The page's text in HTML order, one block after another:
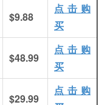
$9.88
点击购
买
$48.99
点击购
买
$29.99
点击购